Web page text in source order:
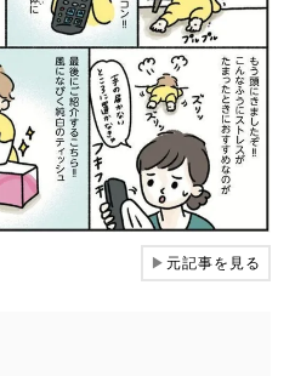
▶元記事を見る